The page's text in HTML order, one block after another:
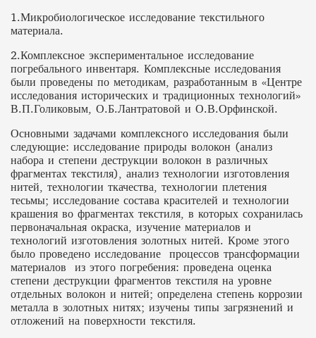
1.Микробиологическое исследование текстильного
материала.
2.Комплексное экспериментальное исследование
погребального инвентаря. Комплексные исследования
были проведены по методикам, разработанным в «Центре
исследования исторических и традиционных технологий»
В.П.Голиковым, О.Б.Лантратовой и О.В.Орфинской.
Основными задачами комплексного исследования были
следующие: исследование природы волокон (анализ
набора и степени деструкции волокон в различных
фрагментах текстиля), анализ технологии изготовления
нитей, технологии ткачества, технологии плетения
тесьмы; исследование состава красителей и технологии
крашения во фрагментах текстиля, в которых сохранилась
первоначальная окраска, изучение материалов и
технологий изготовления золотных нитей. Кроме этого
было проведено исследование процессов трансформации
материалов из этого погребения: проведена оценка
степени деструкции фрагментов текстиля на уровне
отдельных волокон и нитей; определена степень коррозии
металла в золотных нитях; изучены типы загрязнений и
отложений на поверхности текстиля.